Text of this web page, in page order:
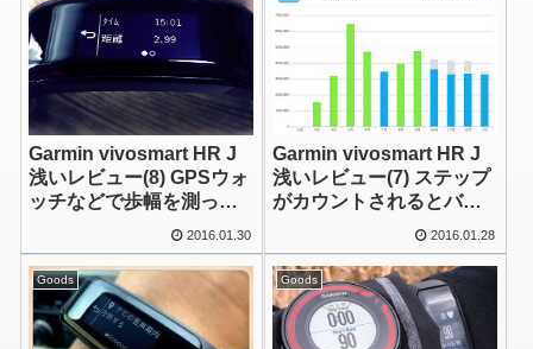
Garmin vivosmart HR J
浅いレビュー(8) GPSウォ
ッチなどで歩幅を測って
カスタム歩幅を設定して
おくといいですね
2016.01.30
Garmin vivosmart HR J
浅いレビュー(7) ステップ
がカウントされるとバッ
ジが気になりません？
2016.01.28
Goods Goods